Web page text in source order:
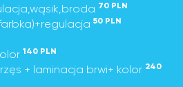
70 PLN
50 PLN
140 PLN
+ laminacja brwi+ kolor 240